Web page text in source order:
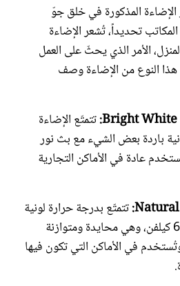
المذكورة في خلق جوّ
تحديداً، تُشعر الإضاءة
الأمر الذي يحثّ على العمل
هذا النوع من الإضاءة وصف
تتمتّع الإضاءة
باردة بعض الشيء مع بث نور
عادة في الأماكن التجارية
تتمتّع بدرجة حرارة لونية
تتراوح بين 5000 و6500 كيلفن، وهي محايدة ومتوازنة
في الأماكن التي تكون فيها